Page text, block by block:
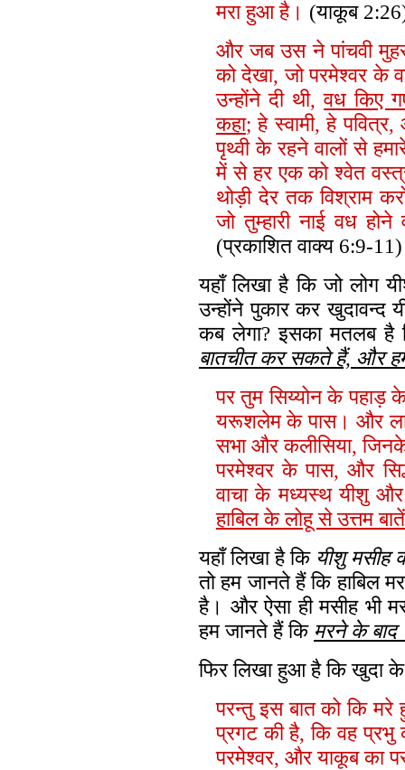
मरा हुआ है। (याकूब
और जब उस ने पांचवी
को देखा, जो परमेश्वर के
उन्होंने दी थी,वध किए
कहा; हे स्वामी, हे
पृथ्वी के रहने वालों से
में से हर एक को श्वेत
थोड़ी देर तक विश्राम
जो तुम्हारी नाई वध
(प्रकाशित वाक्य 6:9-11)
यहाँ लिखा है कि जो लोग
उन्होंने पुकार कर खुदावन्द
कब लेगा? इसका मतलब है
बातचीत कर सकते हैं, और
पर तुम सिय्योन के पहाड़
यरूशलेम के पास। और
सभा और कलीसिया,
परमेश्वर के पास, और
वाचा के मध्यस्थ यीशु
हाबिल के लोहू से उत्तम
यहाँ लिखा है कि यीशु मसीह
तो हम जानते हैं कि हाबिल
है। और ऐसा ही मसीह भी
हम जानते हैं कि मरने के बाद
फिर लिखा हुआ है कि खुदा
परन्तु इस बात को कि मरे
प्रगट की है, कि वह प्रभु
परमेश्वर, और याकूब का